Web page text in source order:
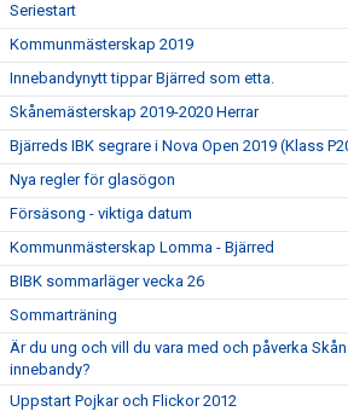
Seriestart
Kommunmästerskap 2019
Innebandynytt tippar Bjärred som etta.
Skånemästerskap 2019-2020 Herrar
Bjärreds IBK segrare i Nova Open 2019 (Klass
Nya regler för glasögon
Försäsong - viktiga datum
Kommunmästerskap Lomma - Bjärred
BIBK sommarläger vecka 26
Sommarträning
Är du ung och vill du vara med och påverka
innebandy?
Uppstart Pojkar och Flickor 2012